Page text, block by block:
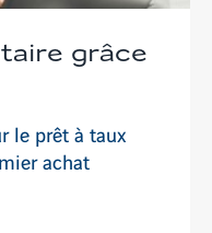
grâce
le prêt à taux
achat